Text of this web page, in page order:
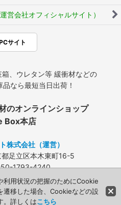
営会社オフィシャルサイト）
サイト
、ウレタン等 緩衝材などの
なら最短当日出荷！
のオンラインショップ
Box本店
株式会社（運営）
足立区本木東町16-5
1793-4240
3840-4424
All Rights Reserved.
利用状況の把握のためにCookie
遷移した場合、Cookieなどの設
。詳しくはこちら